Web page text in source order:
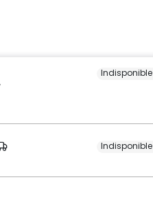
Indisponible
Indisponible